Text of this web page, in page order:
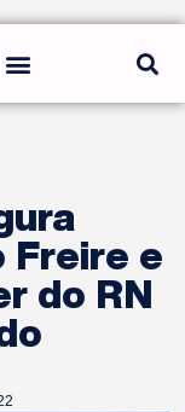
Freire e
do RN